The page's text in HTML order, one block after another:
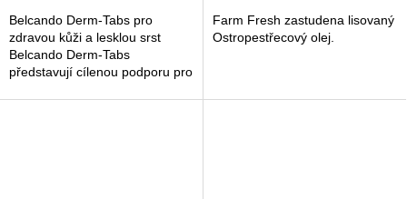
Belcando Derm-Tabs pro
zdravou kůži a lesklou srst
Belcando Derm-Tabs
představují cílenou podporu pro
Farm Fresh zastudena lisovaný
Ostropestřecový olej.